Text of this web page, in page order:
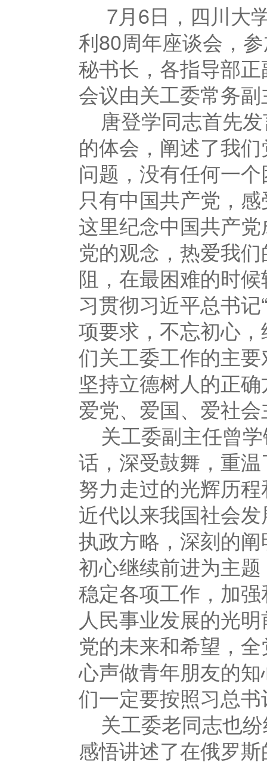
7月6日 ，四川大
利80周年座谈会，
秘书长，各指导部
会议由关工委常务
唐登学同志首先
的体会，阐述了我
问题，没有任何一
只有中国共产党，
这里纪念中国共产
党的观念，热爱我
阻，在最困难的时
习贯彻习近平总书
项要求，不忘初心
们关工委工作的主
坚持立德树人的正
爱党、爱国、爱社
关工委副主任曾
话，深受鼓舞，重
努力走过的光辉历
近代以来我国社会
执政方略，深刻的
初心继续前进为主
稳定各项工作，加
人民事业发展的光
党的未来和希望，
心声做青年朋友的
们一定要按照习总
关工委老同志也
感悟讲述了在俄罗